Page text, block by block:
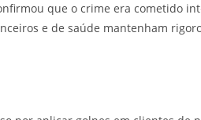
que o crime era cometido
e de saúde mantenham